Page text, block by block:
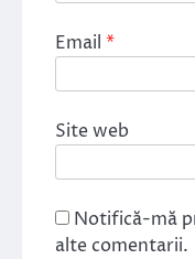
Email *
Site web
Notifică-mă
alte comentarii.